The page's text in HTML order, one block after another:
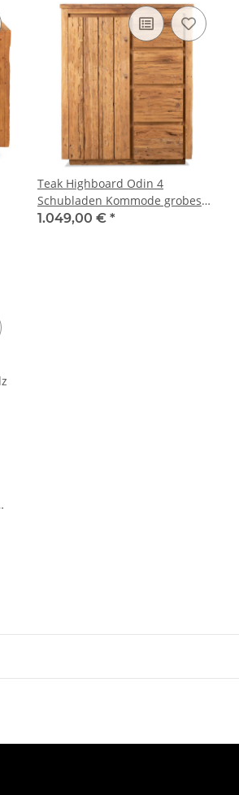
Teak Highboard Odin 4
Schubladen Kommode grobes
Altholz 120 cm
1.049,00 € *